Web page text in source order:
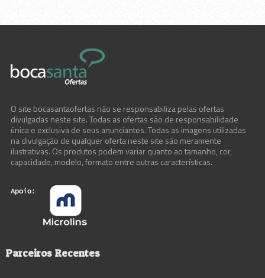
O site bocasantaofertas não se responsabiliza pelas ofertas
divulgadas neste site. Todas as ofertas são de responsabilidade
única e exclusiva de seus anunciantes. Todas as imagens utilizadas
na divulgação de qualquer oferta neste site são meramente
ilustrativas. Os produtos podem variar quanto ao tamanho, cor,
capacidade, modelo, formato entre outras características.
Parceiros Recentes